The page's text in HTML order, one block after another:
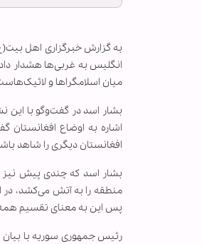
به گزارش خبرگزاری اهل
انگلیس به غربی‌ها هشدار
میان اسلامگراها و
بشار اسد در گفت‌وگو با این
اشاره به اوضاع افغانستان
افغانستان دیگری را شاهد
بشار اسد که چندی پیش نیز
منطقه را به آتش می‌کشد،
پس این به معنای تقسیم
رئیس جمهوری سوریه با بیان